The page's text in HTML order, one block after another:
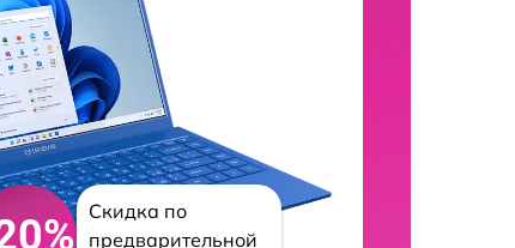
Скидка по
предварительной